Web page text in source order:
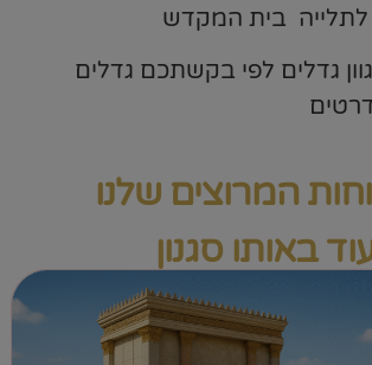
בית המקדש
גדלים לפי בקשתכם גדלים
המרוצים שלנו
באותו סגנון